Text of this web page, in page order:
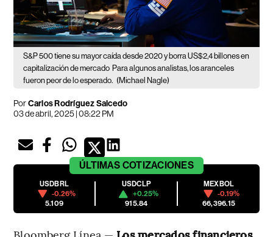
S&P 500 tiene su mayor caída desde 2020 y borra US$2,4 billones en
capitalización de mercado Para algunos analistas, los aranceles
fueron peor de lo esperado. (Michael Nagle)
PorCarlos Rodríguez Salcedo
03 de abril, 2025 | 08:22 PM
ÚLTIMAS COTIZACIONES
USDBRL
-0.26%
5.109
USDCLP
+0.25%
915.84
MEXBOL
-0.19%
66,396.15